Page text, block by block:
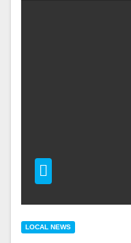
LOCAL NEWS